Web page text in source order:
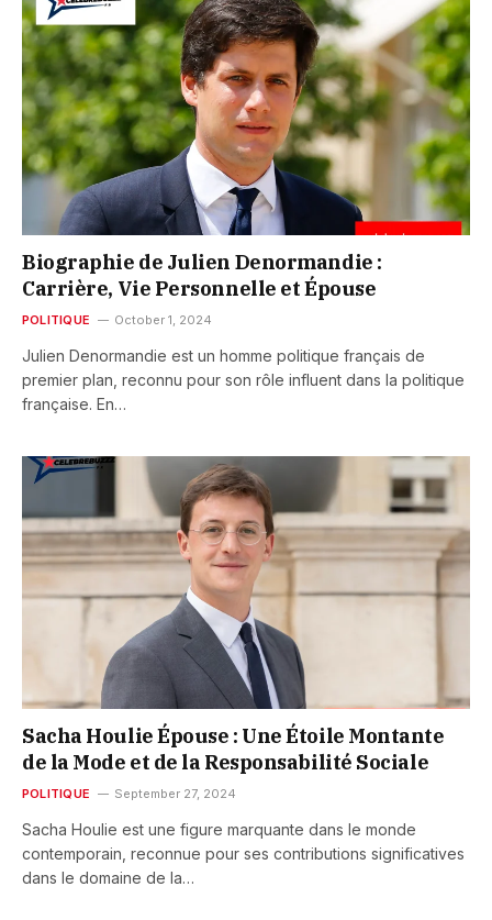
Biographie de Julien Denormandie :
Carrière, Vie Personnelle et Épouse
POLITIQUE October 1, 2024
Julien Denormandie est un homme politique français de
premier plan, reconnu pour son rôle influent dans la politique
française. En…
Sacha Houlie Épouse : Une Étoile Montante
de la Mode et de la Responsabilité Sociale
POLITIQUE September 27, 2024
Sacha Houlie est une figure marquante dans le monde
contemporain, reconnue pour ses contributions significatives
dans le domaine de la…